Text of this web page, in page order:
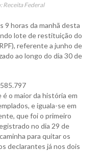
Receita Federal
9 horas da manhã desta
lote de restituição do
referente a junho de
ao longo do dia 30 de
o maior da história em
e iguala-se em
que foi o primeiro
no dia 29 de
para quitar os
declarantes já nos dois